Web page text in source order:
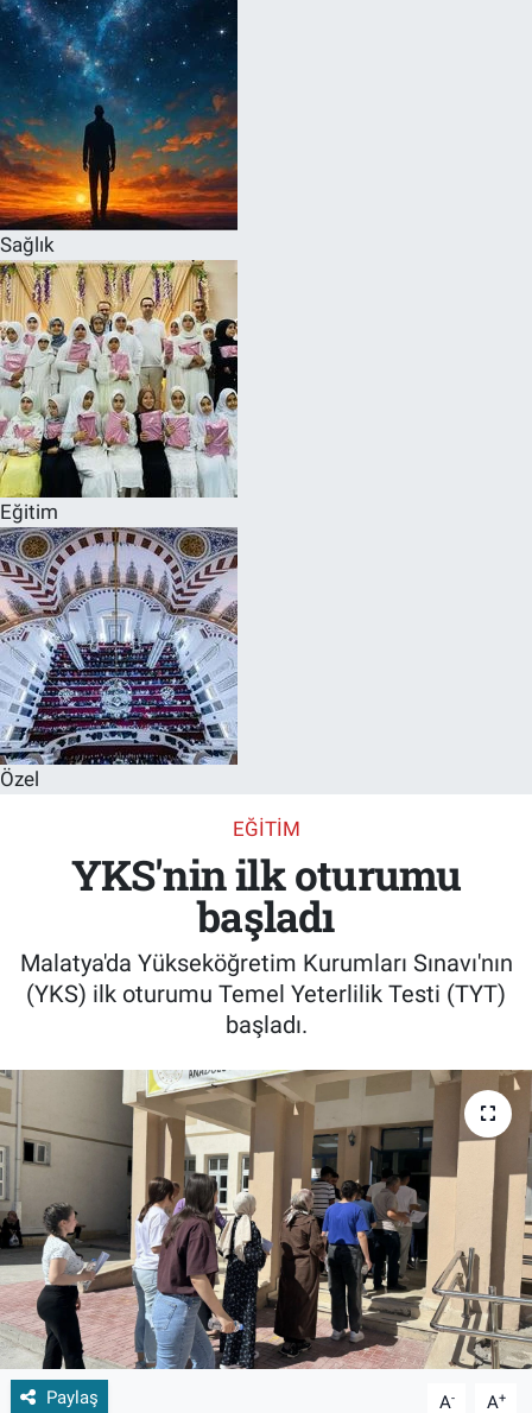
Sağlık
Eğitim
Özel
EĞITIM
YKS'nin ilk oturumu
başladı
Malatya'da Yükseköğretim Kurumları Sınavı'nın
(YKS) ilk oturumu Temel Yeterlilik Testi (TYT)
başladı.
Paylaş A- A+